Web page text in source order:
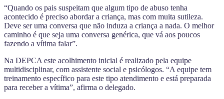
“Quando os pais suspeitam que algum tipo de abuso tenha
acontecido é preciso abordar a criança, mas com muita sutileza.
Deve ser uma conversa que não induza a criança a nada. O melhor
caminho é que seja uma conversa genérica, que vá aos poucos
fazendo a vítima falar”.
Na DEPCA este acolhimento inicial é realizado pela equipe
multidisciplinar, com assistente social e psicólogos. “A equipe tem
treinamento específico para este tipo atendimento e está preparada
para receber a vítima”, afirma o delegado.